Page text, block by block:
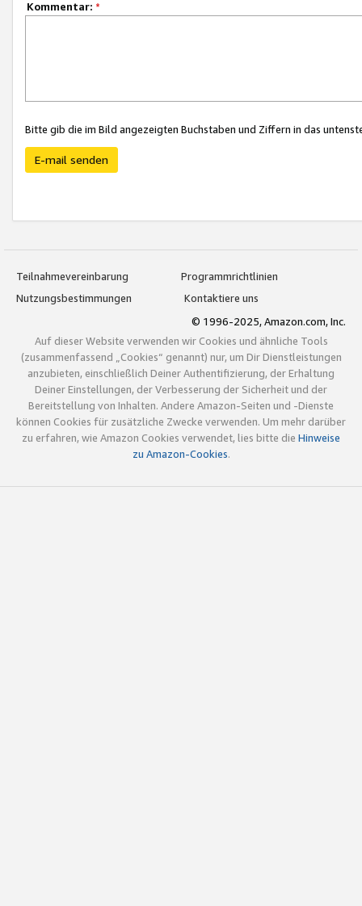
Kommentar: *
Bitte gib die im Bild angezeigten Buchstaben und Ziffern in das
E-mail senden
Teilnahmevereinbarung
Programmrichtlinien
Nutzungsbestimmungen
Kontaktiere uns
© 1996-2025, Amazon.com, Inc.
Auf dieser Website verwenden wir Cookies und ähnliche Tools
(zusammenfassend „Cookies“ genannt) nur, um Dir Dienstleistungen
anzubieten, einschließlich Deiner Authentifizierung, der Erhaltung
Deiner Einstellungen, der Verbesserung der Sicherheit und der
Bereitstellung von Inhalten. Andere Amazon-Seiten und -Dienste
können Cookies für zusätzliche Zwecke verwenden. Um mehr darüber
zu erfahren, wie Amazon Cookies verwendet, lies bitte die Hinweise
zu Amazon-Cookies.